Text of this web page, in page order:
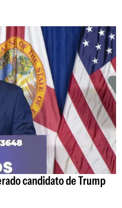
candidato de Trump